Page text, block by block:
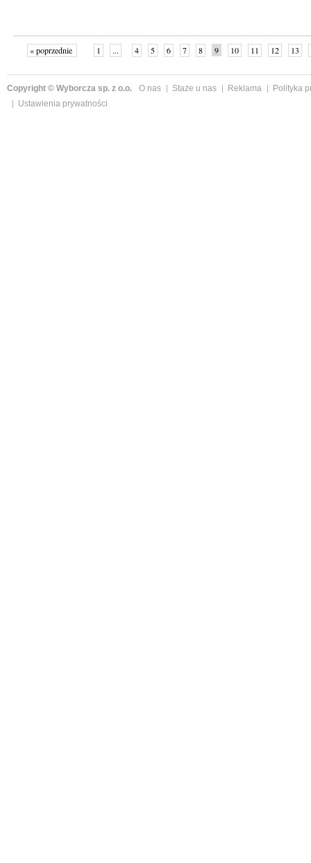
« poprzednie 1 ... 4 5 6 7 8 9 10 11 12 13
Copyright © Wyborcza sp. z o.o. O nas Staże u nas Reklama
Polityka
Ustawienia prywatności